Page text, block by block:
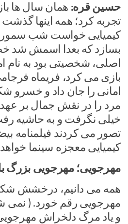
حسین قره: همان سال ها
تجربه کرد؛ همه اینها گذشت
کیمیایی خواست شب سمور
بسازد که بعدا اسمش شد
اصلی، شخصیتی بود به نام
بازی می کرد، فریماه
امانی را جان داد و خسرو
مرد را در نقش جمال بر
خیلی نگرفت و به حاشیه
تصور می کردند فیلمنامه
کیمیایی معجزه سینما خواهد
مهرجویی؛ مهرجویی بزرگ
همه می دانیم، درخشش
مهرجویی رقم خورد. ( نمی
و یاد مرگ دلخراش